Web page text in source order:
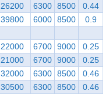
26200 6300 8500
0.44
39800 6000 8500 0.9
22000 6700 9000
0.25
21000 6700 9000
0.25
32000 6300 8500
0.46
30500 6300 8500 0.46